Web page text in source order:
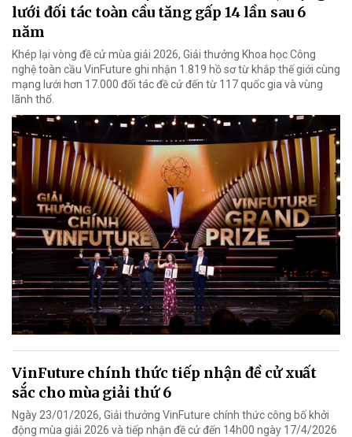
lưới đối tác toàn cầu tăng gấp 14 lần sau 6
năm
Khép lại vòng đề cử mùa giải 2026, Giải thưởng Khoa học Công
nghệ toàn cầu VinFuture ghi nhận 1.819 hồ sơ từ khắp thế giới cùng
mạng lưới hơn 17.000 đối tác đề cử đến từ 117 quốc gia và vùng
lãnh thổ.
VinFuture chính thức tiếp nhận đề cử xuất
sắc cho mùa giải thứ 6
Ngày 23/01/2026, Giải thưởng VinFuture chính thức công bố khởi
động mùa giải 2026 và tiếp nhận đề cử đến 14h00 ngày 17/4/2026